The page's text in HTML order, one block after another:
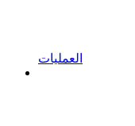
العمليات